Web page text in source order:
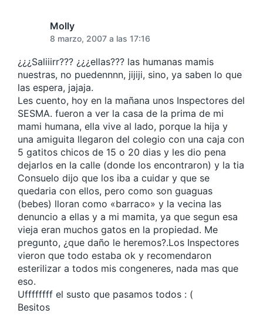
Molly
8 marzo, 2007 a las 17:16
¿¿¿Saliiirr??? ¿¿¿ellas??? las humanas mamis
nuestras, no puedennnn, jijiji, sino, ya saben lo que
las espera, jajaja.
Les cuento, hoy en la mañana unos Inspectores del
SESMA. fueron a ver la casa de la prima de mi
mami humana, ella vive al lado, porque la hija y
una amiguita llegaron del colegio con una caja con
5 gatitos chicos de 15 o 20 dias y les dio pena
dejarlos en la calle (donde los encontraron) y la tia
Consuelo dijo que los iba a cuidar y que se
quedaria con ellos, pero como son guaguas
(bebes) lloran como «barraco» y la vecina las
denuncio a ellas y a mi mamita, ya que segun esa
vieja eran muchos gatos en la propiedad. Me
pregunto, ¿que daño le heremos?.Los Inspectores
vieron que todo estaba ok y recomendaron
esterilizar a todos mis congeneres, nada mas que
eso.
Uffffffff el susto que pasamos todos : (
Besitos